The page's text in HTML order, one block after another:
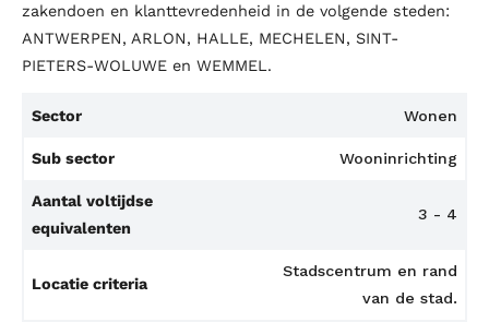
zakendoen en klanttevredenheid in de volgende steden:
ANTWERPEN, ARLON, HALLE, MECHELEN, SINT-
PIETERS-WOLUWE en WEMMEL.
Sector Wonen
Sub sector Wooninrichting
Aantal voltijdse
equivalenten
3 - 4
Locatie criteria
Stadscentrum en rand
van de stad.